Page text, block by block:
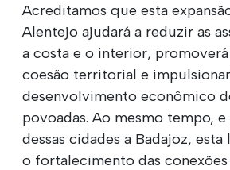
Acreditamos que esta
Alentejo ajudará a reduzir as
a costa e o interior,
coesão territorial e
desenvolvimento econômico
povoadas. Ao mesmo tempo,
dessas cidades a Badajoz,
o fortalecimento das